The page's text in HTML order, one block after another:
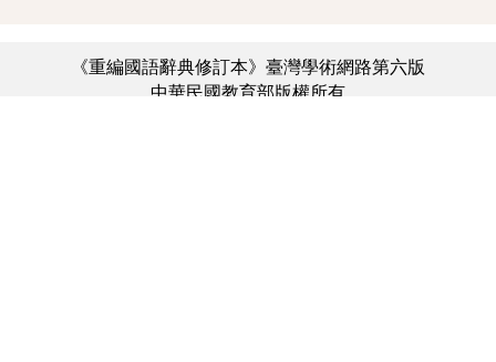
《重編國語辭典修訂本》臺灣學術網路第六版
中華民國教育部版權所有